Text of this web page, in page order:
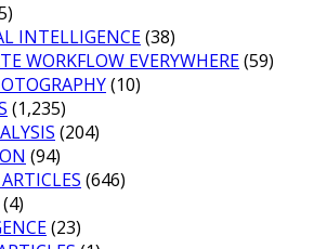
INTELLIGENCE(38)
WORKFLOW EVERYWHERE(59)
(10)
(1,235)
(204)
(94)
(646)
(4)
(23)